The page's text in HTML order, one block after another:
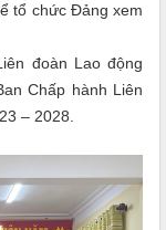
tổ chức Đảng xem
đoàn Lao động
Chấp hành Liên
– 2028